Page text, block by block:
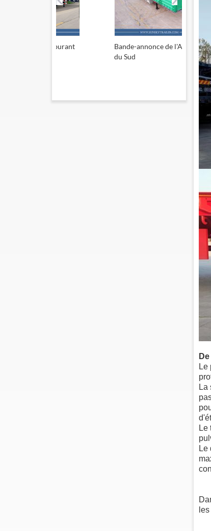
Bande-annonce de l'Afrique
Le
La
Le
Le